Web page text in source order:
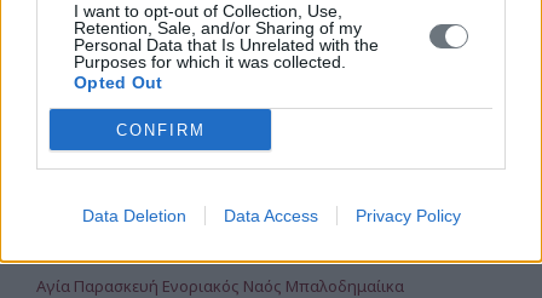
I want to opt-out of Collection, Use,
Retention, Sale, and/or Sharing of my
Personal Data that Is Unrelated with the
Purposes for which it was collected.
Opted Out
CONFIRM
Data Deletion Data Access Privacy Policy
Όλα τα σημεία της Δ. Ενότητας
? Πύλου
Αγία Αικατερίνη Κυνηγού
Αγία Παρασκευή Ενοριακός Ναός Μπαλοδημαίικα